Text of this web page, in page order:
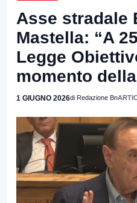
Asse stradale
Mastella: “A
Legge
momento
1 GIUGNO 2026di Redazione Bn